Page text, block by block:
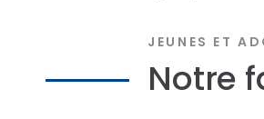
JEUNES ET
Notre